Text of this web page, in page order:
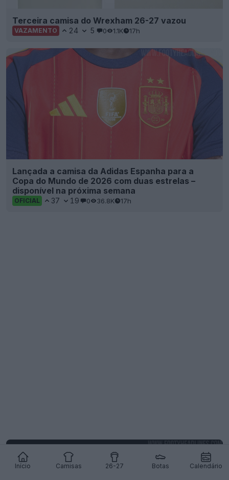
Início Camisas 26-27 Botas Calendário
Terceira camisa do Wrexham 26-27 vazou
VAZAMENTO 24 5 0 1.1K 17h
Lançada a camisa da Adidas Espanha para a
Copa do Mundo de 2026 com duas estrelas –
disponível na próxima semana
OFICIAL 37 19 0 36.8K 17h